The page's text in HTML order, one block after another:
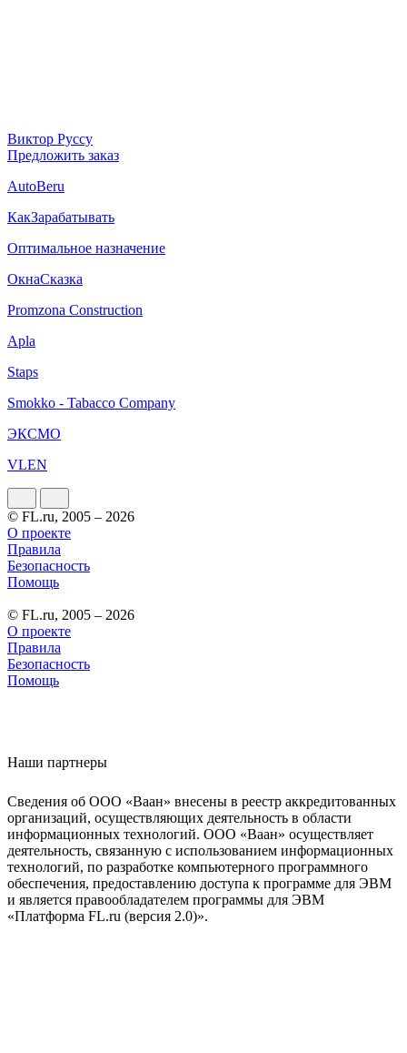
Виктор Руссу
Предложить заказ
AutoBeru
КакЗарабатывать
Оптимальное назначение
ОкнаСказка
Promzona Construction
Apla
Staps
Smokko - Tabacco Company
ЭКСМО
VLEN
© FL.ru, 2005 – 2026
О проекте
Правила
Безопасность
Помощь
© FL.ru, 2005 – 2026
О проекте
Правила
Безопасность
Помощь
Наши партнеры
Сведения об ООО «Ваан» внесены в реестр аккредитованных
организаций, осуществляющих деятельность в области
информационных технологий. ООО «Ваан» осуществляет
деятельность, связанную с использованием информационных
технологий, по разработке компьютерного программного
обеспечения, предоставлению доступа к программе для ЭВМ
и является правообладателем программы для ЭВМ
«Платформа FL.ru (версия 2.0)».